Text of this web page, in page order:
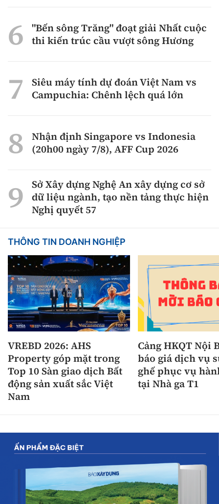
"Bến sông Trăng" đoạt giải Nhất cuộc
thi kiến trúc cầu vượt sông Hương
Siêu máy tính dự đoán Việt Nam vs
Campuchia: Chênh lệch quá lớn
Nhận định Singapore vs Indonesia
(20h00 ngày 7/8), AFF Cup 2026
Sở Xây dựng Nghệ An xây dựng cơ sở
dữ liệu ngành, tạo nền tảng thực hiện
Nghị quyết 57
THÔNG TIN DOANH NGHIỆP
VREBD 2026: AHS
Property góp mặt trong
Top 10 Sàn giao dịch Bất
động sản xuất sắc Việt
Nam
Cảng HKQT Nội
báo giá dịch vụ
ghế phục vụ
tại Nhà ga T1